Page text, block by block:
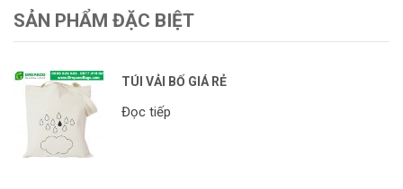
SẢN PHẨM ĐẶC BIỆT
TÚI VẢI BỐ GIÁ RẺ
Đọc tiếp